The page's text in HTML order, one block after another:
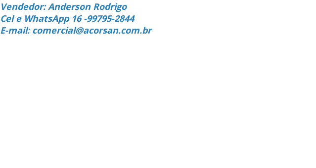
Vendedor: Anderson Rodrigo
Cel e WhatsApp 16 -99795-2844
E-mail: comercial@acorsan.com.br